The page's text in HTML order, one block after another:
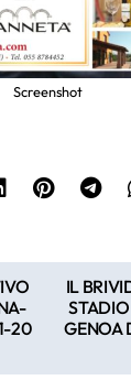
Screenshot
20
IL
GENOA